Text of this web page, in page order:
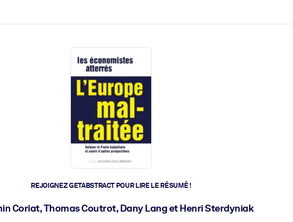
REJOIGNEZ GETABSTRACT POUR LIRE LE RÉSUMÉ !
Coriat, Thomas Coutrot, Dany Lang et Henri Sterdyniak